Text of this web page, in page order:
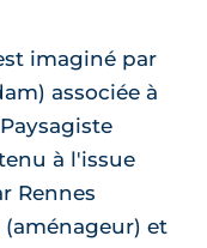
imaginé par
associée à
à l'issue
Rennes
et